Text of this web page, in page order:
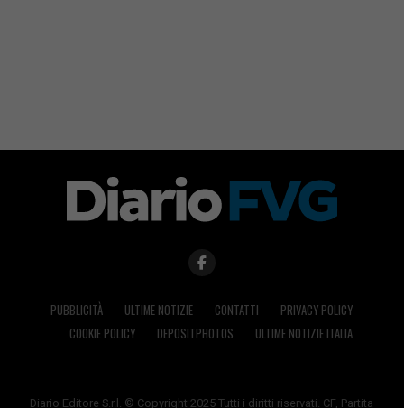
PUBBLICITÀ ULTIME NOTIZIE CONTATTI
PRIVACY POLICY
COOKIE POLICY
DEPOSITPHOTOS ULTIME NOTIZIE ITALIA
Diario Editore S.r.l. © Copyright 2025 Tutti i diritti riservati. CF, Partita